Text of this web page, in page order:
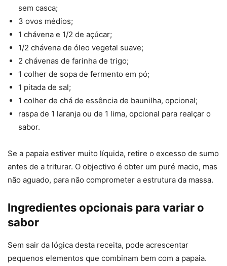
sem casca;
3 ovos médios;
1 chávena e 1/2 de açúcar;
1/2 chávena de óleo vegetal suave;
2 chávenas de farinha de trigo;
1 colher de sopa de fermento em pó;
1 pitada de sal;
1 colher de chá de essência de baunilha, opcional;
raspa de 1 laranja ou de 1 lima, opcional para realçar o
sabor.
Se a papaia estiver muito líquida, retire o excesso de sumo
antes de a triturar. O objectivo é obter um puré macio, mas
não aguado, para não comprometer a estrutura da massa.
Ingredientes opcionais para variar o
sabor
Sem sair da lógica desta receita, pode acrescentar
pequenos elementos que combinam bem com a papaia.